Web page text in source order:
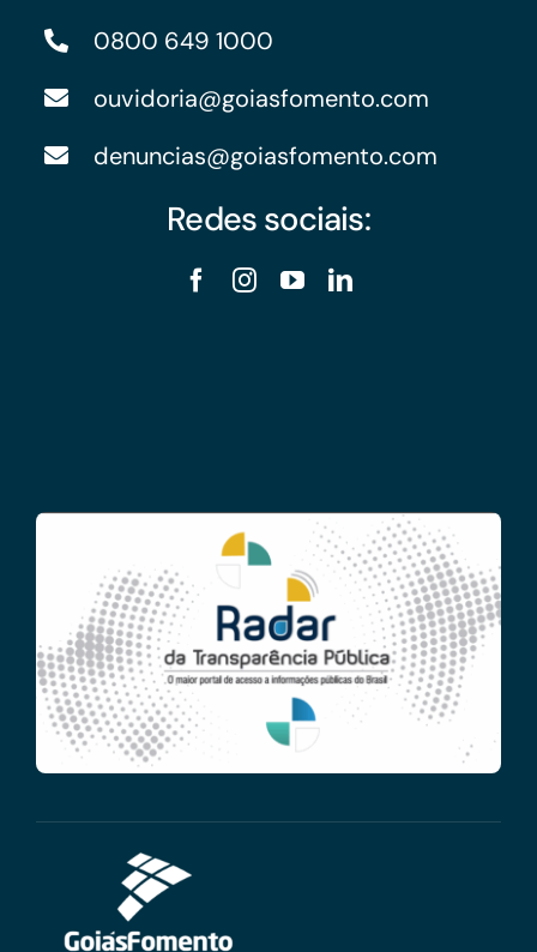
0800 649 1000
ouvidoria@goiasfomento.com
denuncias@goiasfomento.com
Redes sociais: